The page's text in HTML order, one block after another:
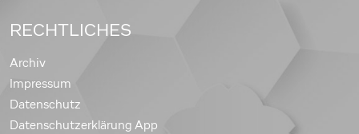
RECHTLICHES
Archiv
Impressum
Datenschutz
Datenschutzerklärung App